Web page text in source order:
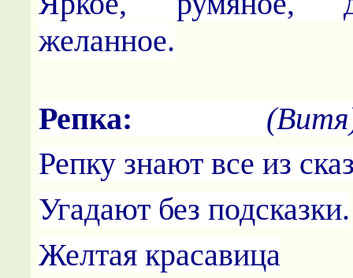
желанное.
Репка:
Репку знают все из
Угадают без подсказки.
Желтая красавица